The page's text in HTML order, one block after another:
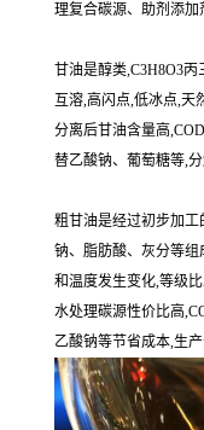
理复合碳源、助剂添
甘油是醇类,C3H8O3
互溶,高闪点,低冰点,天
分离后甘油含量高
替乙酸钠、葡萄糖等,
粗甘油是经过初步加
钠、脂肪酸、灰分等
和温度发生变化,等级
水处理碳源性价比高
乙酸钠等节省成本,生